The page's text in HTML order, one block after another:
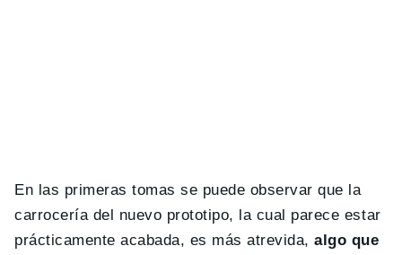
En las primeras tomas se puede observar que la
carrocería del nuevo prototipo, la cual parece estar
prácticamente acabada, es más atrevida,algo que